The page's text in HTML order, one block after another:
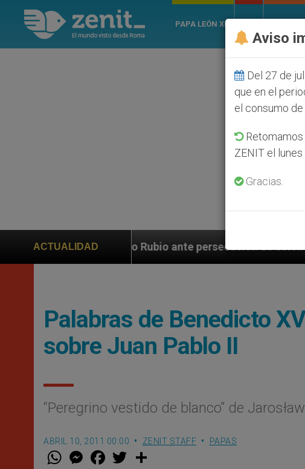
PAPA LEÓN XIV
ACTUALIDAD
Rubio ante persecución de colonos judíos que afecta
Palabras de Benedicto
sobre Juan Pablo II
“Peregrino vestido de blanco” de
ABRIL 10, 2011 00:00 ZENIT STAFF PAPAS
W M
e
F
a w
Aviso
Del 27 de
que en el
el consumo
Retomamos
ZENIT el
Gracias.